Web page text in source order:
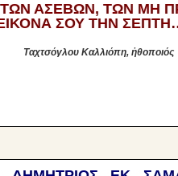
ΤΩΝ ΑΣΕΒΩΝ, ΤΩΝ ΜΗ
ΣΟΥ ΤΗΝ
Ταχτσόγλου Καλλιόπη, ἠθοποιός